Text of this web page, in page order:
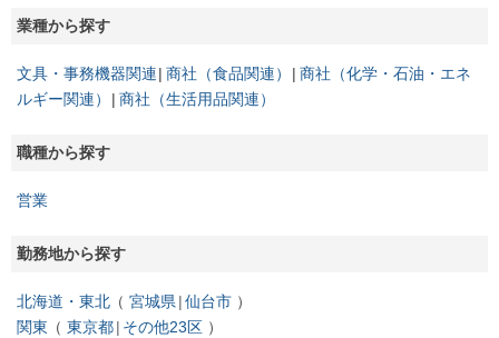
業種から探す
文具・事務機器関連 商社（食品関連）
商社（化学・石油・エネ
ルギー関連）
商社（生活用品関連）
職種から探す
営業
勤務地から探す
北海道・東北 宮城県 仙台市
関東
東京都 その他23区